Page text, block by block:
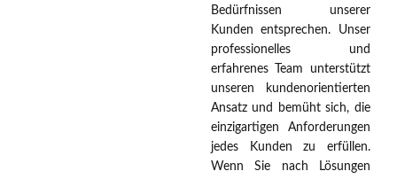
Bedürfnissen unserer
Kunden entsprechen. Unser
professionelles und
erfahrenes Team unterstützt
unseren kundenorientierten
Ansatz und bemüht sich, die
einzigartigen Anforderungen
jedes Kunden zu erfüllen.
Wenn Sie nach Lösungen